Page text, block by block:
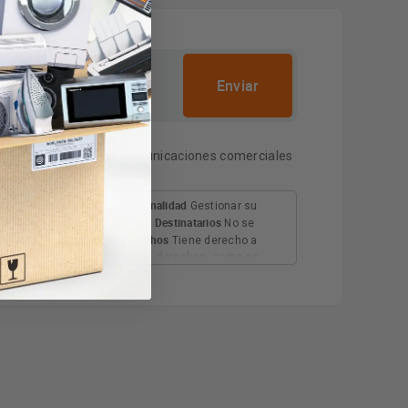
privacidady recibir comunicaciones comerciales
MORENO CASTILLO, S.L. Finalidad Gestionar su
Destinatarios No se
obligación legal.
Derechos Tiene derecho a
los datos, así como otros derechos, como se
Información adicional